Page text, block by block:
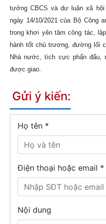
tưởng CBCS và dư luận xã hội
ngày 14/10/2021 của Bộ Công
trong khơi yên tâm công tác,
hành tốt chủ trương, đường lối
Nhà nước, tích cực phấn đấu,
được giao.
Gửi ý kiến:
Họ tên *
Điện thoại hoặc email *
Nội dung